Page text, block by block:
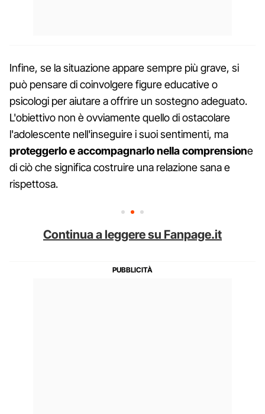
Infine, se la situazione appare sempre più grave, si
può pensare di coinvolgere figure educative o
psicologi per aiutare a offrire un sostegno adeguato.
L'obiettivo non è ovviamente quello di ostacolare
l'adolescente nell'inseguire i suoi sentimenti, ma
proteggerlo e accompagnarlo nella comprensione
di ciò che significa costruire una relazione sana e
rispettosa.
Continua a leggere su Fanpage.it